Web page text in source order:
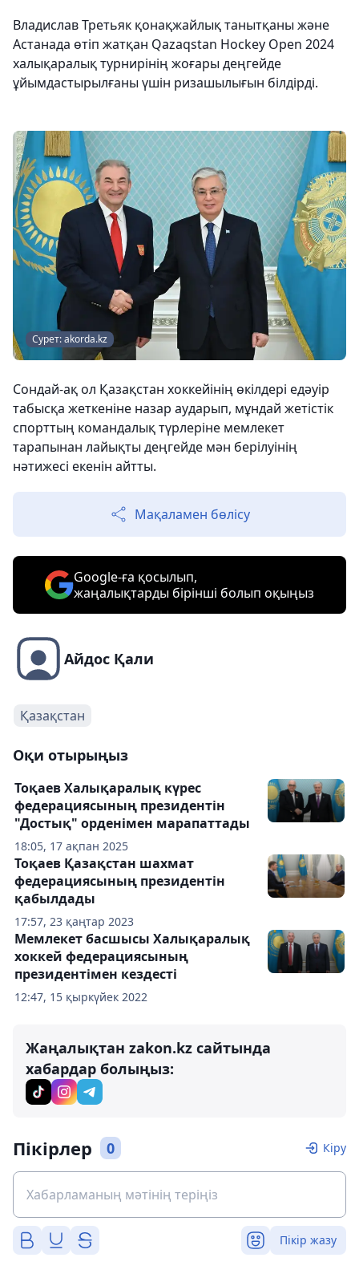
Владислав Третьяк қонақжайлық танытқаны және
Астанада өтіп жатқан Qazaqstan Hockey Open 2024
халықаралық турнирінің жоғары деңгейде
ұйымдастырылғаны үшін ризашылығын білдірді.
Сурет: akorda.kz
Сондай-ақ ол Қазақстан хоккейінің өкілдері едәуір
табысқа жеткеніне назар аударып, мұндай жетістік
спорттың командалық түрлеріне мемлекет
тарапынан лайықты деңгейде мән берілуінің
нәтижесі екенін айтты.
Мақаламен бөлісу
Google-ға қосылып,
жаңалықтарды бірінші болып оқыңыз
Айдос Қали
Қазақстан
Оқи отырыңыз
18:05, 17 ақпан 2025
Тоқаев Халықаралық күрес
федерациясының президентін
"Достық" орденімен марапаттады
17:57, 23 қаңтар 2023
Тоқаев Қазақстан шахмат
федерациясының президентін
қабылдады
12:47, 15 қыркүйек 2022
Мемлекет басшысы Халықаралық
хоккей федерациясының
президентімен кездесті
Жаңалықтан zakon.kz сайтында
хабардар болыңыз:
Пікірлер 0 Кіру
Пікір жазу